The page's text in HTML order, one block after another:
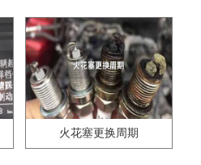
火花塞更换周期